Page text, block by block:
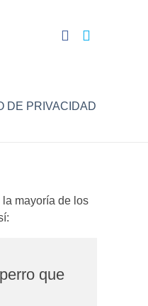
DE PRIVACIDAD
mayoría de los
que